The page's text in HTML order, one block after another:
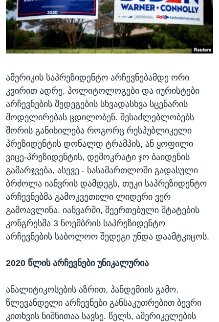
ᲡᲢᲣᲓᲘᲐ ᲕᲐᲨᲘᲜᲒᲢᲝᲜᲘ
ᲔᲙᲝᲜᲝᲛᲘᲙᲐ
ᲯᲐᲜᲛᲠᲗᲔᲚᲝᲑᲐ
ᲛᲔᲪᲜᲘᲔᲠᲔᲑᲐ
ᲙᲣᲚᲢᲣᲠᲐ
ᲒᲐᲚᲘᲚᲔᲝ
ᲓᲔᲖᲘᲜᲤᲝᲠᲛᲐᲪᲘᲐ
Learning English
ᲗᲕᲐᲚᲘ ᲒᲕᲐᲓᲔᲕᲜᲔᲗ
ენები
ამერიკის საპრეზიდენტო არჩევნებამდე ორი
კვირით ადრე, პოლიტოლოგები და იურისტები
არჩევნების შედეგების სხვადასხვა სცენარის
მოდელირებას ცდილობენ. შესაძლებლობებს
შორის განიხილება როგორც რესპუბლიკელი
პრეზიდენტის დონალდ ტრამპის, ან ყოფილი
ვიცე-პრეზიდენტის, დემოკრატი ჯო ბაიდენის
გამარჯვება, ასევე - სასამართლოში გადასული
ბრძოლა იანვრის დამდეგს, თუკი საპრეზიდენტო
არჩევნებმა გამოკვეთილი ლიდერი ვერ
გამოავლინა. იანვარში, შეერთებული შტატების
კონგრესმა 3 ნოემბრის საპრეზიდენტო
არჩევნების საბოლოო შედეგი უნდა დაამტკიცოს.
2020 წლის არჩევნები უნიკალურია
ანალიტიკოსების აზრით, პანდემიის გამო,
წლევანდელი არჩევნები განსაკუთრებით ბევრი
კითხვის ნიშნითაა სავსე. წელს, ამერიკელების